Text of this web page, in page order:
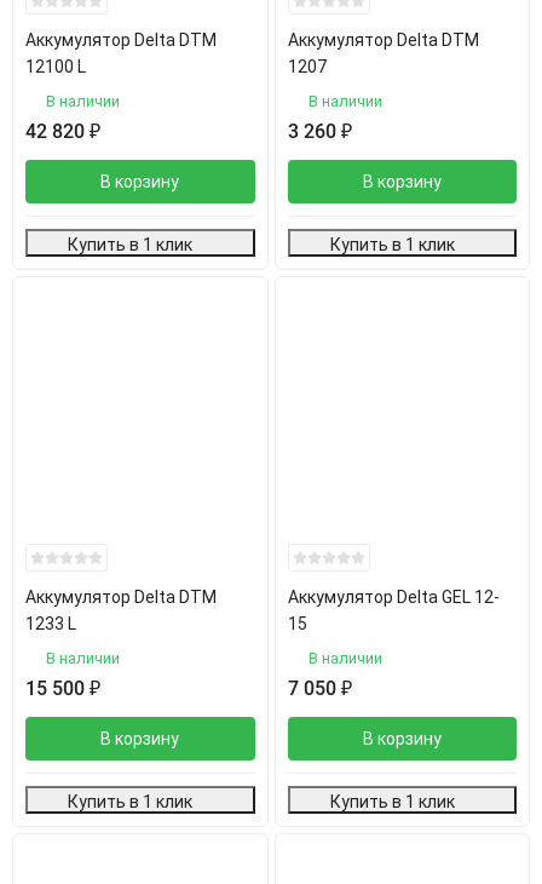
Аккумулятор Delta DTM
12100 L
В наличии
42 820 ₽
В корзину
Купить в 1 клик
Аккумулятор Delta DTM
1207
В наличии
3 260 ₽
В корзину
Купить в 1 клик
Аккумулятор Delta DTM
1233 L
В наличии
15 500 ₽
В корзину
Купить в 1 клик
Аккумулятор Delta GEL 12-
15
В наличии
7 050 ₽
В корзину
Купить в 1 клик